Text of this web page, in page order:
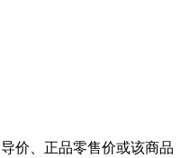
价、正品零售价或该商品